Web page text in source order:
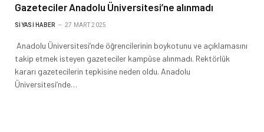
Gazeteciler Anadolu Üniversitesi’ne alınmadı
SIYASI HABER 27 MART 2025
Anadolu Üniversitesi’nde öğrencilerinin boykotunu ve açıklamasını
takip etmek isteyen gazeteciler kampüse alınmadı. Rektörlük
kararı gazetecilerin tepkisine neden oldu. Anadolu
Üniversitesi’nde…